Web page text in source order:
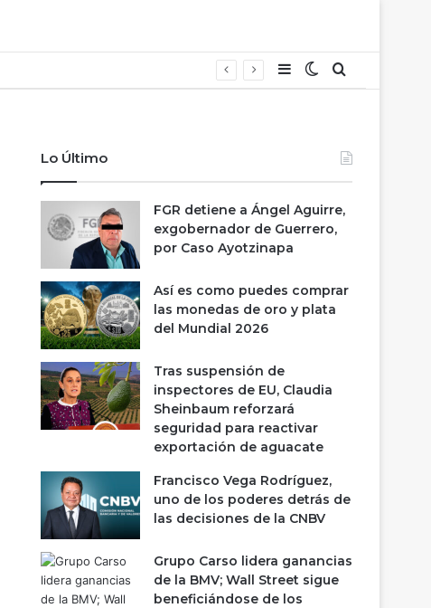
Barra lateral
Switch skin
Buscar
Lo Último
FGR detiene a Ángel Aguirre,
exgobernador de Guerrero,
por Caso Ayotzinapa
Así es como puedes comprar
las monedas de oro y plata
del Mundial 2026
Tras suspensión de
inspectores de EU, Claudia
Sheinbaum reforzará
seguridad para reactivar
exportación de aguacate
Francisco Vega Rodríguez,
uno de los poderes detrás de
las decisiones de la CNBV
Grupo Carso lidera ganancias
de la BMV; Wall Street sigue
beneficiándose de los